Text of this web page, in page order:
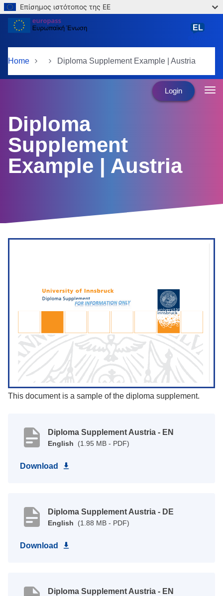
Skip to main content
Επίσημος ιστότοπος της ΕΕ
Home Diploma Supplement Example | Austria
EL
Login
Diploma
Supplement
Example | Austria
This document is a sample of the diploma supplement.
Diploma Supplement Austria - EN
English (1.95 MB - PDF)
Download
Diploma Supplement Austria - DE
English (1.88 MB - PDF)
Download
Diploma Supplement Austria - EN